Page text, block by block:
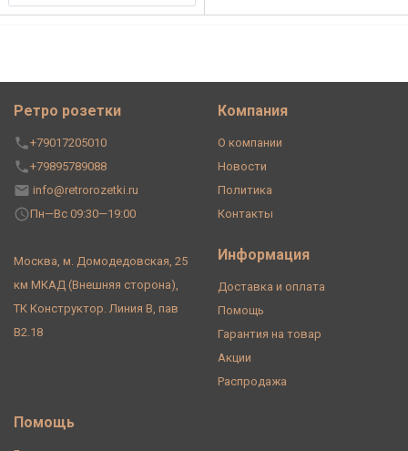
Ретро розетки
+79017205010
+79895789088
info@retrorozetki.ru
Пн—Вс 09:30—19:00
Москва, м. Домодедовская, 25
км МКАД (Внешняя сторона),
ТК Конструктор. Линия В, пав
В2.18
Компания
О компании
Новости
Политика
Контакты
Информация
Доставка и оплата
Помощь
Гарантия на товар
Акции
Распродажа
Помощь